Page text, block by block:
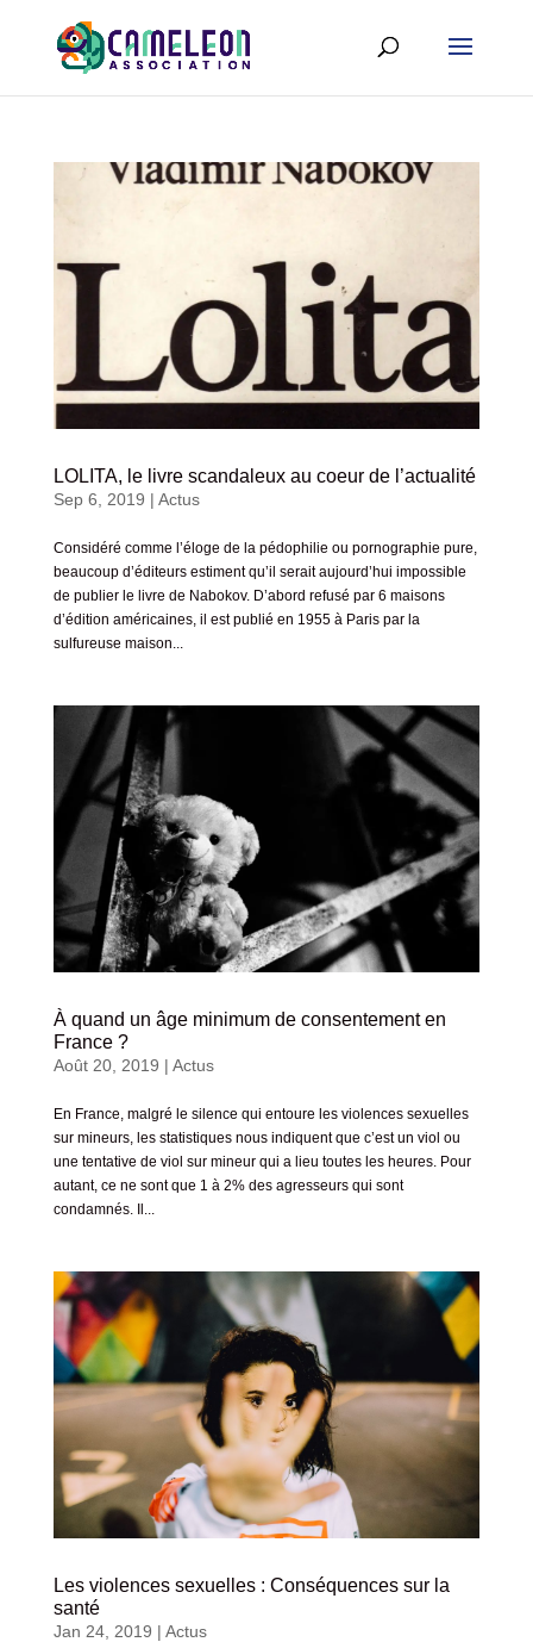
LOLITA, le livre scandaleux au coeur de l’actualité
Sep 6, 2019 | Actus
Considéré comme l’éloge de la pédophilie ou pornographie pure,
beaucoup d’éditeurs estiment qu’il serait aujourd’hui impossible
de publier le livre de Nabokov. D’abord refusé par 6 maisons
d’édition américaines, il est publié en 1955 à Paris par la
sulfureuse maison...
À quand un âge minimum de consentement en
France ?
Août 20, 2019 | Actus
En France, malgré le silence qui entoure les violences sexuelles
sur mineurs, les statistiques nous indiquent que c’est un viol ou
une tentative de viol sur mineur qui a lieu toutes les heures. Pour
autant, ce ne sont que 1 à 2% des agresseurs qui sont
condamnés. Il...
Les violences sexuelles : Conséquences sur la
santé
Jan 24, 2019 | Actus